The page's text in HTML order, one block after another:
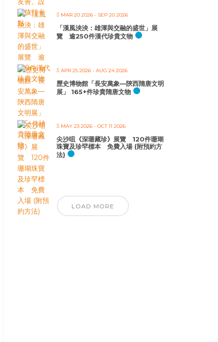
MAR 20 2026 - SEP 20 2026
「漢風泱泱：雄渾與交融的盛世」展
覽 逾250件漢代珍貴文物
APR 25 2026 - AUG 24 2026
歷史博物館「長安萬象—陝西隋唐文明
展」 165+件珍貴隋唐文物
MAY 23 2026 - OCT 11 2026
尖沙咀《深珊藏珍》展覽 120件珊瑚
珠寶及珍罕標本 免費入場 (附預約方
法)
LOAD MORE